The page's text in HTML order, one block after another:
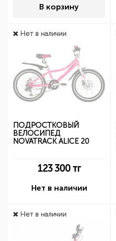
В корзину
Нет в наличии
ПОДРОСТКОВЫЙ
ВЕЛОСИПЕД
NOVATRACK ALICE 20
123 300тг
Нет в наличии
Нет в наличии